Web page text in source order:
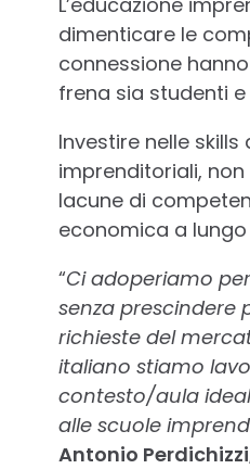
dimenticare le
connessione
frena sia studenti
Investire nelle
imprenditoriali,
lacune di
economica a
“Ci adoperiamo
senza prescindere
richieste del
italiano stiamo
contesto/aula
alle scuole
Antonio